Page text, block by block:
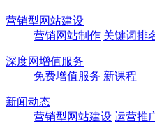
营销型网站建设
营销网站制作 关键词排
深度网增值服务
免费增值服务 新课程
新闻动态
营销型网站建设 运营推